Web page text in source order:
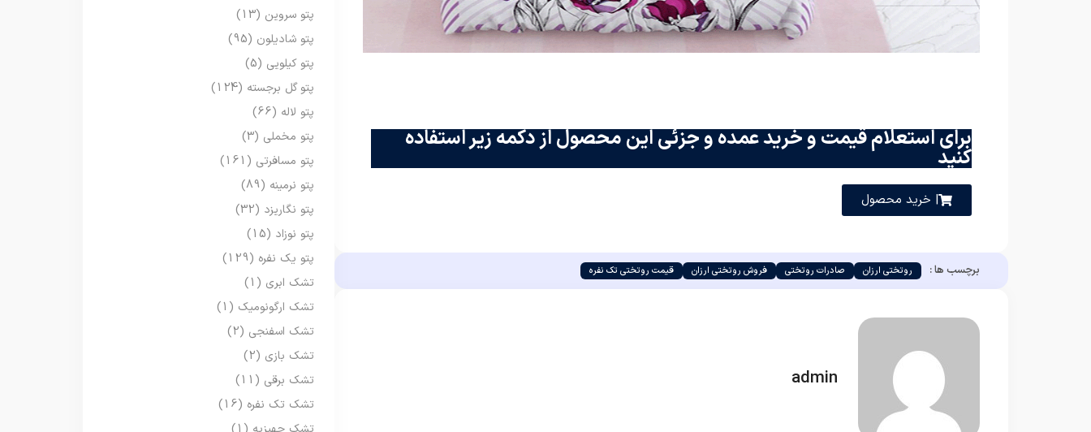
برای استعلام قیمت و خرید عمده و جزئی این محصول از دکمه زیر استفاده
کنید
| خرید محصول
برچسب ها : روتختی ارزان صادرات روتختی فروش روتختی ارزان قیمت روتختی تک نفره
admin
پتو سروین (13)
پتو شادیلون (95)
پتو کیلویی (5)
پتو گل برجسته (124)
پتو لاله (66)
پتو مخملی (3)
پتو مسافرتی (161)
پتو نرمینه (89)
پتو نگاریزد (32)
پتو نوزاد (15)
پتو یک نفره (129)
تشک ابری (1)
تشک ارگونومیک (1)
تشک اسفنجی (2)
تشک بازی (2)
تشک برقی (11)
تشک تک نفره (16)